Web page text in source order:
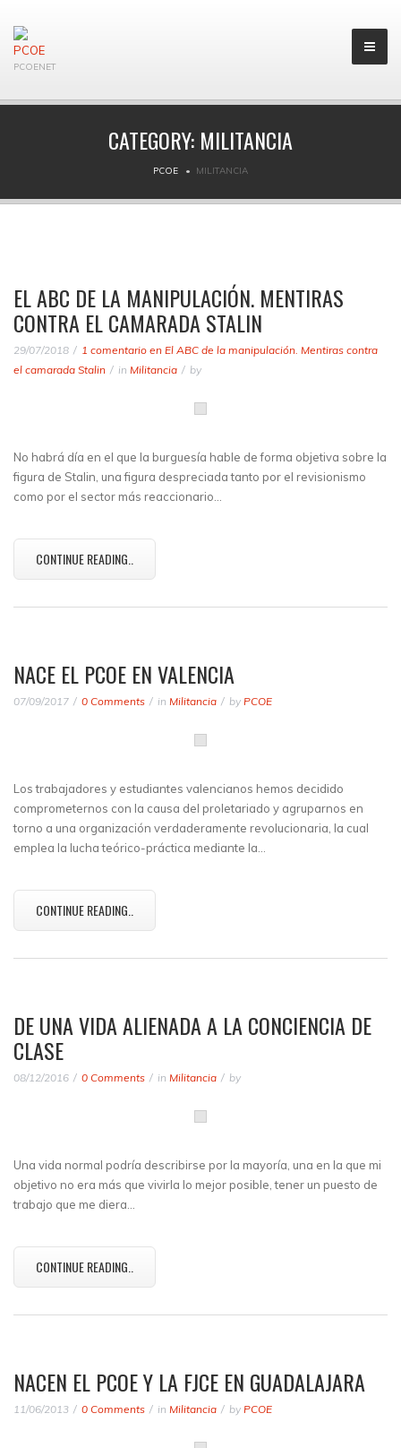
PCOENET
CATEGORY: MILITANCIA
PCOE MILITANCIA
EL ABC DE LA MANIPULACIÓN. MENTIRAS
CONTRA EL CAMARADA STALIN
29/07/2018 1 comentario en El ABC de la manipulación. Mentiras contra
el camarada Stalin
in Militancia by
No habrá día en el que la burguesía hable de forma objetiva sobre la
figura de Stalin, una figura despreciada tanto por el revisionismo
como por el sector más reaccionario…
CONTINUE READING..
NACE EL PCOE EN VALENCIA
07/09/2017 0 Comments in Militancia by PCOE
Los trabajadores y estudiantes valencianos hemos decidido
comprometernos con la causa del proletariado y agruparnos en
torno a una organización verdaderamente revolucionaria, la cual
emplea la lucha teórico-práctica mediante la…
CONTINUE READING..
DE UNA VIDA ALIENADA A LA CONCIENCIA DE
CLASE
08/12/2016 0 Comments in Militancia by
Una vida normal podría describirse por la mayoría, una en la que mi
objetivo no era más que vivirla lo mejor posible, tener un puesto de
trabajo que me diera…
CONTINUE READING..
NACEN EL PCOE Y LA FJCE EN GUADALAJARA
11/06/2013 0 Comments in Militancia by PCOE